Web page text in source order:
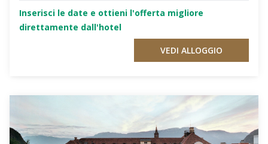
Inserisci le date e ottieni l'offerta migliore
direttamente dall'hotel
VEDI ALLOGGIO